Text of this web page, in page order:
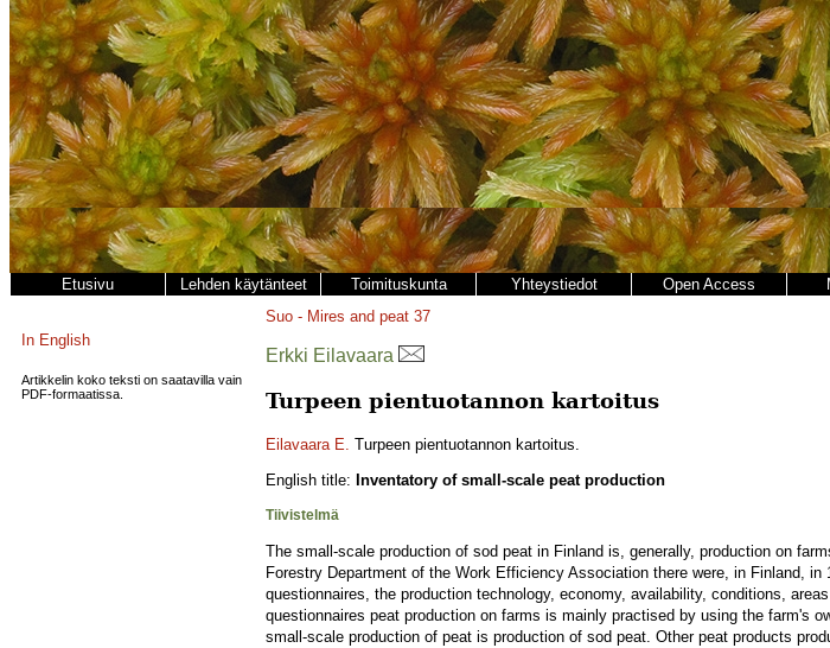
Etusivu Lehden käytänteet Toimituskunta Yhteystiedot Open Access
In English
Artikkelin koko teksti on saatavilla vain
PDF-formaatissa.
Suo - Mires and peat 37
Erkki Eilavaara
Turpeen pientuotannon kartoitus
Eilavaara E. Turpeen pientuotannon kartoitus.
English title: Inventatory of small-scale peat production
Tiivistelmä
The small-scale production of sod peat in Finland is, generally, production on
Forestry Department of the Work Efficiency Association there were, in Finland,
questionnaires, the production technology, economy, availability, conditions,
questionnaires peat production on farms is mainly practised by using the farm's
small-scale production of peat is production of sod peat. Other peat products